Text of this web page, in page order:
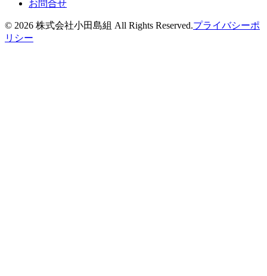
お問合せ
© 2026 株式会社小田島組 All Rights Reserved.プライバシーポ
リシー